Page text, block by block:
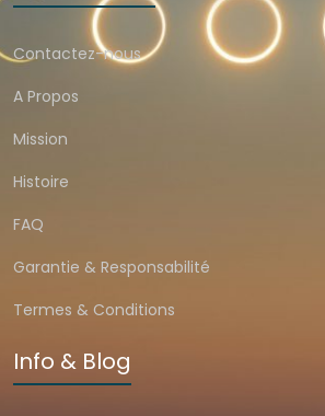
Contactez-nous
A Propos
Mission
Histoire
FAQ
Garantie & Responsabilité
Termes & Conditions
Info & Blog